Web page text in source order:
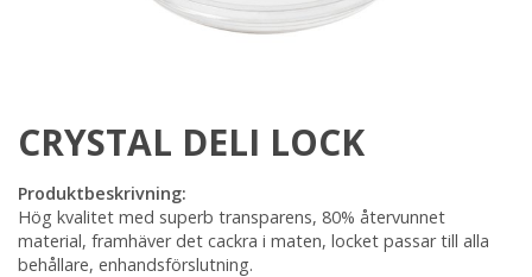
CRYSTAL DELI LOCK
Produktbeskrivning:
Hög kvalitet med superb transparens, 80% återvunnet
material, framhäver det cackra i maten, locket passar till alla
behållare, enhandsförslutning.